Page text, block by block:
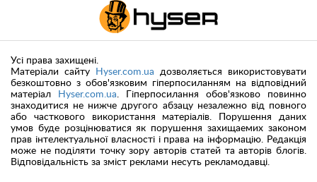
Усі права захищені.
Матеріали сайту
Hyser.com.ua дозволяється використовувати
безкоштовно з обов'язковим гіперпосиланням на відповідний
матеріал
Hyser.com.ua . Гіперпосилання обов'язково повинно
знаходитися не нижче другого абзацу незалежно від повного
або часткового використання матеріалів. Порушення даних
умов буде розцінюватися як порушення захищаемих законом
прав інтелектуальної власності і права на інформацію. Редакція
може не поділяти точку зору авторів статей та авторів блогів.
Відповідальність за зміст реклами несуть рекламодавці.